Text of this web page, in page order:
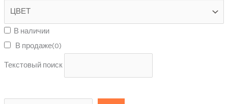
В наличии
В продаже(0)
Текстовый поиск